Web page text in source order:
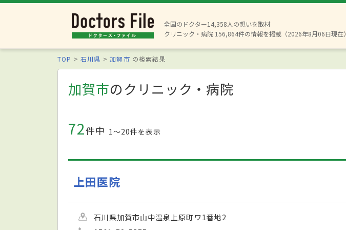
全国のドクター14,358人の想いを取材
クリニック・病院 156,864件の情報を掲載（2026年8月06日現在）
TOP 石川県 加賀市 の検索結果
加賀市のクリニック・病院
72件中 1〜20件を表示
上田医院
石川県加賀市山中温泉上原町ワ1番地2